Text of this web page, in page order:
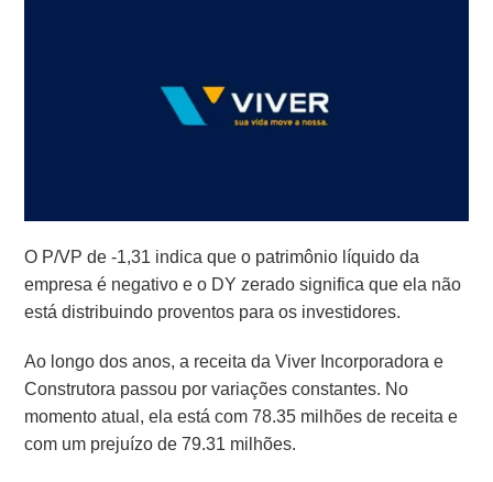
O P/VP de -1,31 indica que o patrimônio líquido da
empresa é negativo e o DY zerado significa que ela não
está distribuindo proventos para os investidores.
Ao longo dos anos, a receita da Viver Incorporadora e
Construtora passou por variações constantes. No
momento atual, ela está com 78.35 milhões de receita e
com um prejuízo de 79.31 milhões.